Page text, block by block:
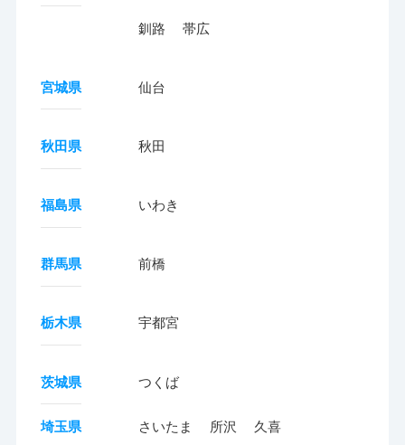
釧路 帯広
宮城県 仙台
秋田県 秋田
福島県 いわき
群馬県 前橋
栃木県 宇都宮
茨城県 つくば
埼玉県 さいたま 所沢 久喜